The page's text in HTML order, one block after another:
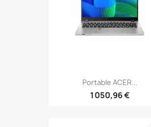
Portable ACER...
1 050,96 €